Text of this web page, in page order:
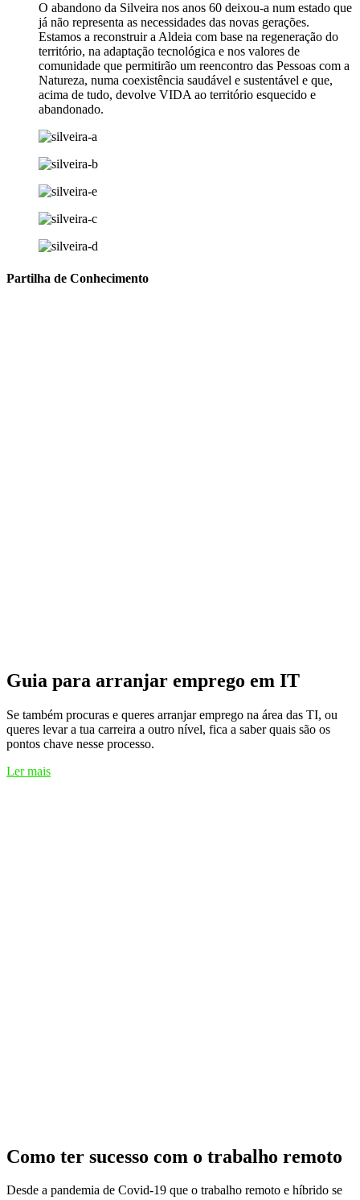
O abandono da Silveira nos anos 60 deixou-a num estado que
já não representa as necessidades das novas gerações.
Estamos a reconstruir a Aldeia com base na regeneração do
território, na adaptação tecnológica e nos valores de
comunidade que permitirão um reencontro das Pessoas com a
Natureza, numa coexistência saudável e sustentável e que,
acima de tudo, devolve VIDA ao território esquecido e
abandonado.
Partilha de Conhecimento
Guia para arranjar emprego em IT
Se também procuras e queres arranjar emprego na área das TI, ou
queres levar a tua carreira a outro nível, fica a saber quais são os
pontos chave nesse processo.
Ler mais
Como ter sucesso com o trabalho remoto
Desde a pandemia de Covid-19 que o trabalho remoto e híbrido se